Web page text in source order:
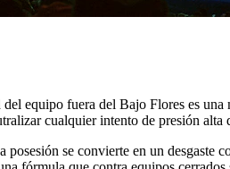
equipo fuera del Bajo Flores es
cualquier intento de presión alta
se convierte en un